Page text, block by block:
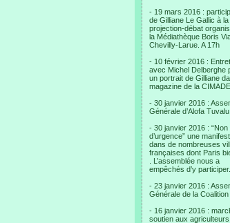
- 19 mars 2016 :
de Gilliane Le Gallic à la
projection-débat
la Médiathèque Boris
Chevilly-Larue. A 17h
- 10 février 2016 :
avec Michel Delberghe
un portrait de Gilliane
magazine de la CIMADE
- 30 janvier 2016 :
Générale d’Alofa Tuvalu
- 30 janvier 2016 : “Non
d’urgence” une
dans de nombreuses
françaises dont Paris
. L’assemblée nous a
empêchés d’y participer.
- 23 janvier 2016 :
Générale de la Coalition
- 16 janvier 2016 :
soutien aux